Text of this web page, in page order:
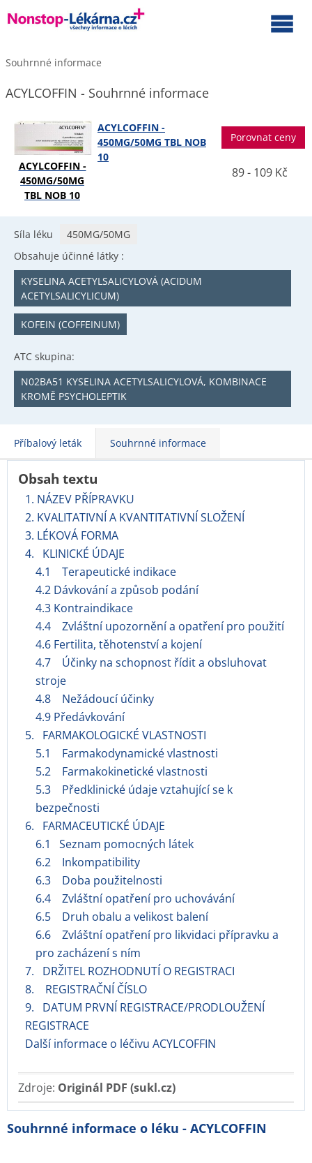
Souhrnné informace
ACYLCOFFIN - Souhrnné informace
ACYLCOFFIN -
450MG/50MG
TBL NOB 10
ACYLCOFFIN -
450MG/50MG TBL NOB
10
Porovnat ceny
89 - 109 Kč
Síla léku
450MG/50MG
Obsahuje účinné látky :
KYSELINA ACETYLSALICYLOVÁ (ACIDUM
ACETYLSALICYLICUM)
KOFEIN (COFFEINUM)
ATC skupina:
N02BA51 KYSELINA ACETYLSALICYLOVÁ, KOMBINACE
KROMĚ PSYCHOLEPTIK
Příbalový leták Souhrnné informace
Obsah textu
1. NÁZEV PŘÍPRAVKU
2. KVALITATIVNÍ A KVANTITATIVNÍ SLOŽENÍ
3. LÉKOVÁ FORMA
4. KLINICKÉ ÚDAJE
4.1 Terapeutické indikace
4.2 Dávkování a způsob podání
4.3 Kontraindikace
4.4 Zvláštní upozornění a opatření pro použití
4.6 Fertilita, těhotenství a kojení
4.7 Účinky na schopnost řídit a obsluhovat
stroje
4.8 Nežádoucí účinky
4.9 Předávkování
5. FARMAKOLOGICKÉ VLASTNOSTI
5.1 Farmakodynamické vlastnosti
5.2 Farmakokinetické vlastnosti
5.3 Předklinické údaje vztahující se k
bezpečnosti
6. FARMACEUTICKÉ ÚDAJE
6.1 Seznam pomocných látek
6.2 Inkompatibility
6.3 Doba použitelnosti
6.4 Zvláštní opatření pro uchovávání
6.5 Druh obalu a velikost balení
6.6 Zvláštní opatření pro likvidaci přípravku a
pro zacházení s ním
7. DRŽITEL ROZHODNUTÍ O REGISTRACI
8. REGISTRAČNÍ ČÍSLO
9. DATUM PRVNÍ REGISTRACE/PRODLOUŽENÍ
REGISTRACE
Další informace o léčivu ACYLCOFFIN
Zdroje: Originál PDF (sukl.cz)
Souhrnné informace o léku - ACYLCOFFIN